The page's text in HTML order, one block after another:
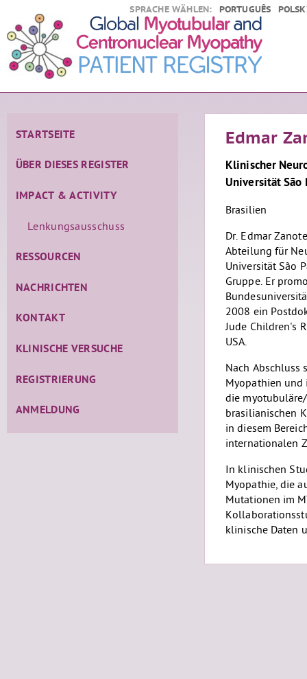
SPRACHE WÄHLEN: PORTUGUÊS
STARTSEITE
ÜBER DIESES REGISTER
IMPACT & ACTIVITY
Lenkungsausschuss
RESSOURCEN
NACHRICHTEN
KONTAKT
KLINISCHE VERSUCHE
REGISTRIERUNG
ANMELDUNG
Edmar
Klinischer
Universität São
Brasilien
Dr. Edmar
Abteilung für
Universität São
Gruppe. Er
2008 ein
Jude Children's
USA.
Nach Abschluss
Myopathien und
die
brasilianischen
in diesem
internationalen
In klinischen
Myopathie, die
Mutationen im
klinische Daten